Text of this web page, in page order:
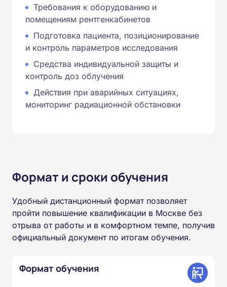
Требования к оборудованию и
помещениям рентгенкабинетов
Подготовка пациента, позиционирование
и контроль параметров исследования
Средства индивидуальной защиты и
контроль доз облучения
Действия при аварийных ситуациях,
мониторинг радиационной обстановки
Формат и сроки обучения
Удобный дистанционный формат позволяет
пройти повышение квалификации в Москве без
отрыва от работы и в комфортном темпе, получив
официальный документ по итогам обучения.
Формат обучения